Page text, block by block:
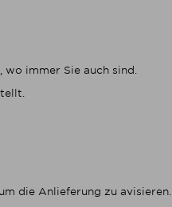
wo immer Sie auch sind.
die Anlieferung zu avisieren.